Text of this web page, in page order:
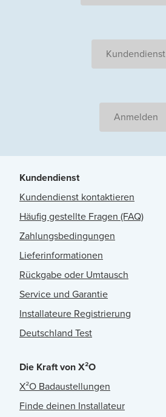
Kundendienst
Anmelden
Kundendienst
Kundendienst kontaktieren
Häufig gestellte Fragen (FAQ)
Zahlungsbedingungen
Lieferinformationen
Rückgabe oder Umtausch
Service und Garantie
Installateure Registrierung
Deutschland Test
Die Kraft von X²O
X²O Badaustellungen
Finde deinen Installateur